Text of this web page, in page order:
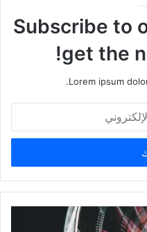
Subscribe to
get the
Lorem ipsum